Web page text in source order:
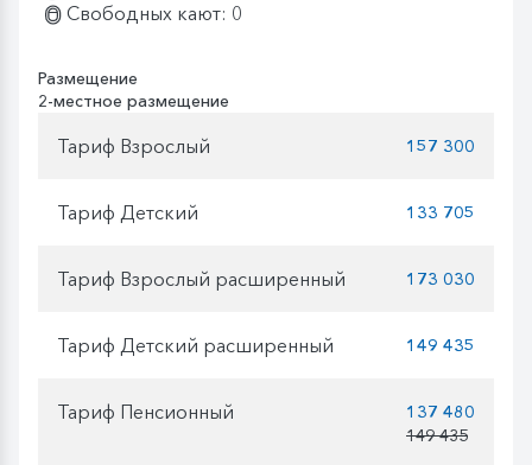
Свободных кают: 0
Размещение
2-местное размещение
Тариф Взрослый 157 300
Тариф Детский 133 705
Тариф Взрослый расширенный 173 030
Тариф Детский расширенный 149 435
Тариф Пенсионный
137 480
149 435